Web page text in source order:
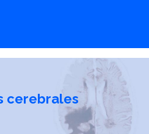
cerebrales